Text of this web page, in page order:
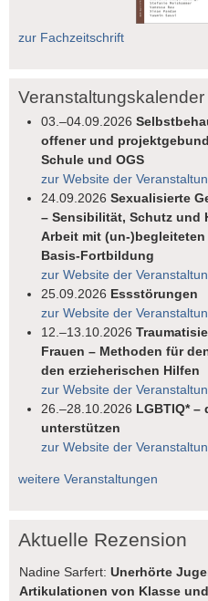
zur Fachzeitschrift
Veranstaltungskalender
03.–04.09.2026
offener und
Schule und OGS
zur Website der
24.09.2026Sexualisierte
– Sensibilität, Schutz und
Arbeit mit (un-
Basis-Fortbildung
zur Website der
25.09.2026 Essstörungen
zur Website der
12.–13.10.2026
Frauen – Methoden für
den erzieherischen Hilfen
zur Website der
26.–28.10.2026 LGBTIQ* –
unterstützen
zur Website der
weitere Veranstaltungen
Aktuelle Rezension
Nadine Sarfert:Unerhörte
Artikulationen von Klasse und